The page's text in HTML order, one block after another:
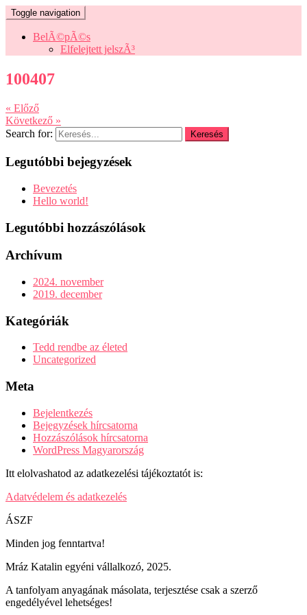
Toggle navigation
BelÃ©pÃ©s
Elfelejtett jelszÃ³
100407
« Előző
Következő »
Search for:
Legutóbbi bejegyzések
Bevezetés
Hello world!
Legutóbbi hozzászólások
Archívum
2024. november
2019. december
Kategóriák
Tedd rendbe az életed
Uncategorized
Meta
Bejelentkezés
Bejegyzések hírcsatorna
Hozzászólások hírcsatorna
WordPress Magyarország
Itt elolvashatod az adatkezelési tájékoztatót is:
Adatvédelem és adatkezelés
ÁSZF
Minden jog fenntartva!
Mráz Katalin egyéni vállalkozó, 2025.
A tanfolyam anyagának másolata, terjesztése csak a szerző
engedélyével lehetséges!